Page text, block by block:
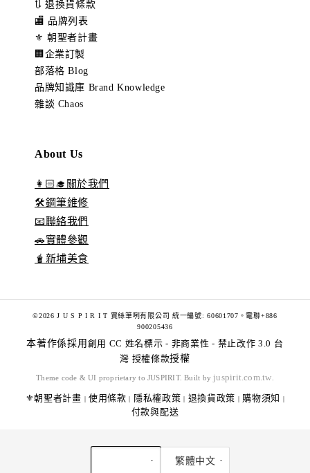
🔃 退換貨條款
🏬 品牌列表
⚜️ 朝聖者計畫
🏢企業訂製
部落格 Blog
品牌知識庫 Brand Knowledge
雜談 Chaos
About Us
👩🏻‍🎓關於我們
🛠️鋼筆維修
📧聯絡我們
🚗實體參觀
🧋新埔美食
©2026 J U S P I R I T 賈絲筆咧有限公司 統一編號: 60601707。電聯+886
900205436
本著作係採用 創用 CC 姓名標示 - 非商業性 - 禁止改作 3.0 台
灣 授權條款授權
Theme code & UI proprietary to JUSPIRIT. Built by juspirit.com.tw.
⚜️朝聖者計畫 使用條款 隱私權政策 退換貨政策 購物須知
付款與配送